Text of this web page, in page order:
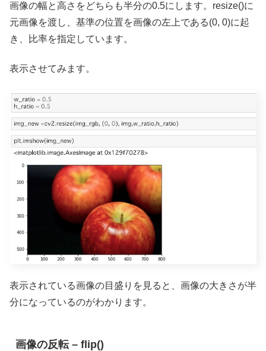
画像の幅と高さをどちらも半分の0.5にします。resize()に
元画像を渡し、基準の位置を画像の左上である(0, 0)に起
き、比率を指定しています。
表示させてみます。
表示されている画像の目盛りを見ると、画像の大きさが半
分になっているのがわかります。
画像の反転 – flip()